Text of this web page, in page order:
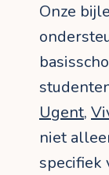
Onze
Ugent,
niet
specifiek